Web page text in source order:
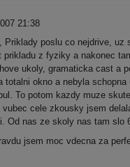
21:38
Priklady poslu co nejdrive,
prikladu z fyziky a nakonec
ukoly, gramaticka cast a
totalni okno a nebyla
To potom kazdy muze
vubec cele zkousky jsem
Od nas ze skoly nas tam slo
jsem moc vdecna za